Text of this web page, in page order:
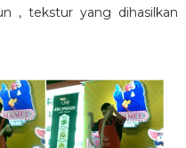
, tekstur yang dihasilkan